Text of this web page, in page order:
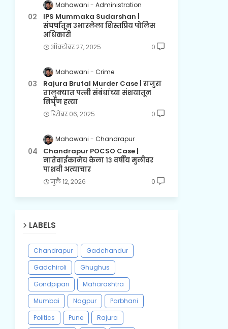
Mahawani Administration
IPS Mummaka Sudarshan |
संघर्षातून उभारलेला शिस्तप्रिय पोलिस
अधिकारी
ऑक्टोबर २७, २०२५ 0
Mahawani Crime
Rajura Brutal Murder Case | राजुरा
तालुक्यात पत्नी संबंधांच्या संशयातून
निर्घृण हत्या
डिसेंबर ०६, २०२५ 0
Mahawani Chandrapur
Chandrapur POCSO Case |
नातेवाईकानेच केला १३ वर्षीय मुलीवर
पाशवी अत्याचार
जुलै १२, २०२६ 0
LABELS
Chandrapur
Gadchandur
Gadchiroli
Ghughus
Gondpipari
Maharashtra
Mumbai
Nagpur
Parbhani
Politics
Pune
Rajura